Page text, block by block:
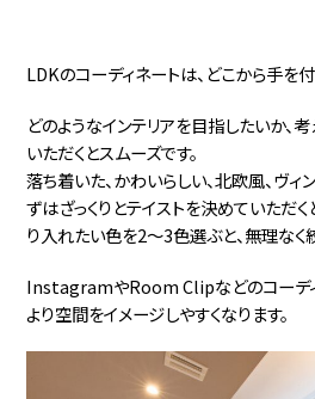
LDKのコーディネートは、どこから手を
どのようなインテリアを目指したいか、
いただくとスムーズです。
落ち着いた、かわいらしい、北欧風、ヴィ
ずはざっくりとテイストを決めていただく
り入れたい色を2～3色選ぶと、無理なく
InstagramやRoom Clipなどのコーディ
より空間をイメージしやすくなります。